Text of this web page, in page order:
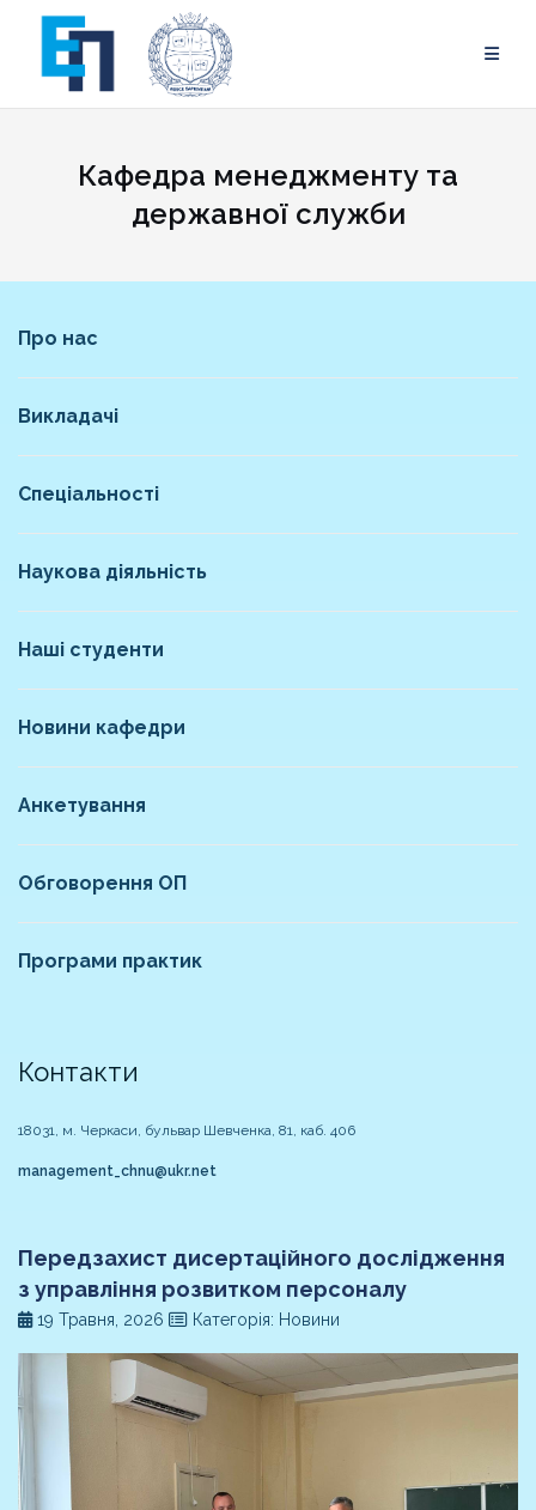
content
Кафедра менеджменту та
державної служби
Про нас
Викладачі
Спеціальності
Наукова діяльність
Наші студенти
Новини кафедри
Анкетування
Обговорення ОП
Програми практик
Контакти
18031, м. Черкаси, бульвар Шевченка, 81, каб. 406
management_chnu@ukr.net
Передзахист дисертаційного дослідження
з управління розвитком персоналу
19 Травня, 2026 Категорія: Новини